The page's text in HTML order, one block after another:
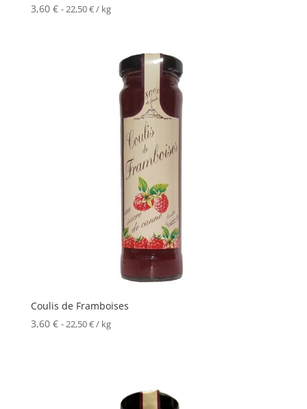
3,60 € -22,50€/ kg
Coulis de Framboises
3,60 € -22,50€/ kg